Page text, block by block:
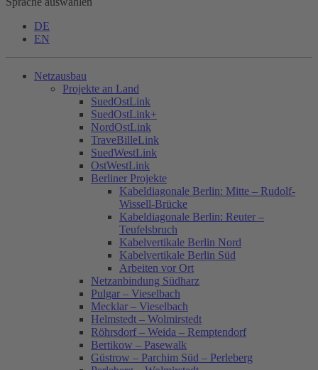
DE
EN
Netzausbau
Projekte an Land
SuedOstLink
SuedOstLink+
NordOstLink
TraveBilleLink
SuedWestLink
OstWestLink
Berliner Projekte
Kabeldiagonale Berlin: Mitte – Rudolf-
Wissell-Brücke
Kabeldiagonale Berlin: Reuter –
Teufelsbruch
Kabelvertikale Berlin Nord
Kabelvertikale Berlin Süd
Arbeiten vor Ort
Netzanbindung Südharz
Pulgar – Vieselbach
Mecklar – Vieselbach
Helmstedt – Wolmirstedt
Röhrsdorf – Weida – Remptendorf
Bertikow – Pasewalk
Güstrow – Parchim Süd – Perleberg